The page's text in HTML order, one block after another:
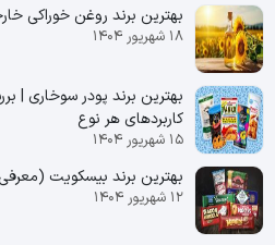
بهترین برند روغن خوراکی
۱۸ شهریور ۱۴۰۴
بهترین برند پودر سوخاری |
کاربردهای هر نوع
۱۵ شهریور ۱۴۰۴
بهترین برند بیسکویت (معرفی
۱۲ شهریور ۱۴۰۴